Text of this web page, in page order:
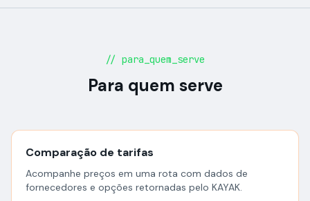
// para_quem_serve
Para quem serve
Comparação de tarifas
Acompanhe preços em uma rota com dados de
fornecedores e opções retornadas pelo KAYAK.